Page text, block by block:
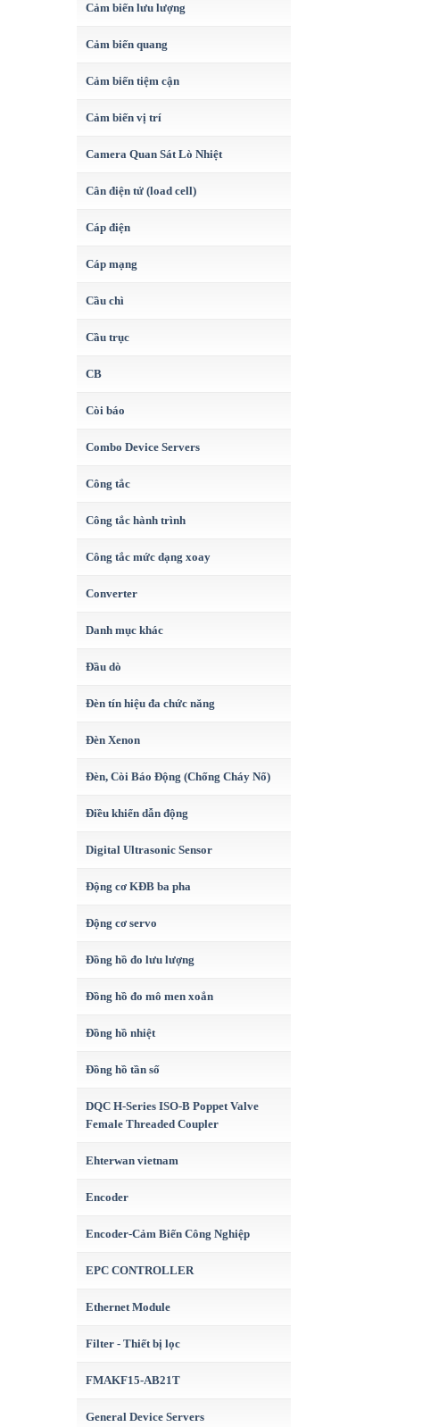
Cảm biến lưu lượng
Cảm biến quang
Cảm biến tiệm cận
Cảm biến vị trí
Camera Quan Sát Lò Nhiệt
Cân điện tử (load cell)
Cáp điện
Cáp mạng
Cầu chì
Cầu trục
CB
Còi báo
Combo Device Servers
Công tắc
Công tắc hành trình
Công tắc mức dạng xoay
Converter
Danh mục khác
Đầu dò
Đèn tín hiệu đa chức năng
Đèn Xenon
Đèn, Còi Báo Động (Chống Cháy Nổ)
Điều khiển dẫn động
Digital Ultrasonic Sensor
Động cơ KĐB ba pha
Động cơ servo
Đồng hồ đo lưu lượng
Đồng hồ đo mô men xoắn
Đồng hồ nhiệt
Đồng hồ tần số
DQC H-Series ISO-B Poppet Valve
Female Threaded Coupler
Ehterwan vietnam
Encoder
Encoder-Cảm Biến Công Nghiệp
EPC CONTROLLER
Ethernet Module
Filter - Thiết bị lọc
FMAKF15-AB21T
General Device Servers